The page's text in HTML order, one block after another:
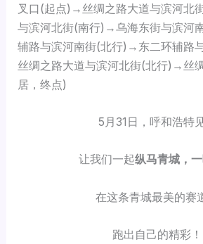
叉口(起点)→丝绸之路大道与滨河北
与滨河北街(南行)→乌海东街与滨河
辅路与滨河南街(北行)→东二环辅路
丝绸之路大道与滨河北街(北行)→丝
居，终点)
5月31日，呼和浩特
让我们一起纵马青城，
在这条青城最美的赛
跑出自己的精彩！